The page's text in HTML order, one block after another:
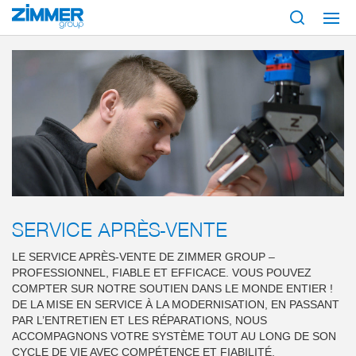
Démarrage Technique d’ingénierie systèmes Service après-vente
SERVICE APRÈS-VENTE
LE SERVICE APRÈS-VENTE DE ZIMMER GROUP –
PROFESSIONNEL, FIABLE ET EFFICACE. VOUS POUVEZ
COMPTER SUR NOTRE SOUTIEN DANS LE MONDE ENTIER !
DE LA MISE EN SERVICE À LA MODERNISATION, EN PASSANT
PAR L’ENTRETIEN ET LES RÉPARATIONS, NOUS
ACCOMPAGNONS VOTRE SYSTÈME TOUT AU LONG DE SON
CYCLE DE VIE AVEC COMPÉTENCE ET FIABILITÉ.